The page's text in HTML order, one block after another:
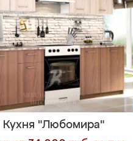
Кухня "Любомира"